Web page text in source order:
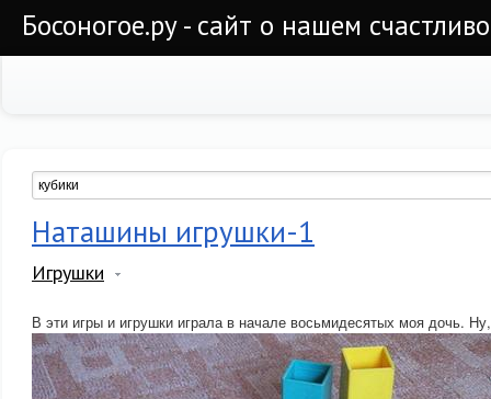
Босоногое.ру - сайт о нашем
Наташины игрушки-1
Игрушки
В эти игры и игрушки играла в начале восьмидесятых моя дочь.